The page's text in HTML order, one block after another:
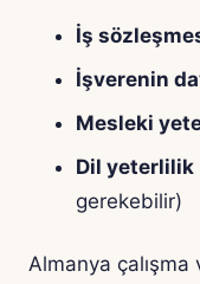
İş
İşverenin
Mesleki
Dil yeterlilik
gerekebilir)
Almanya